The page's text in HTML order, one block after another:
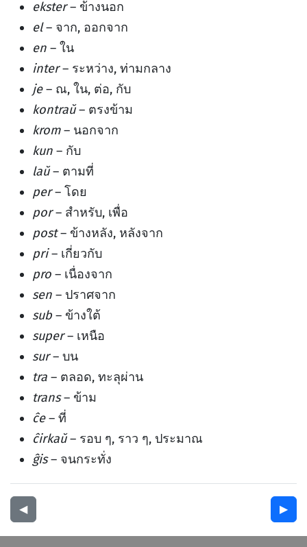
ekster– ข้างนอก
el– จาก, ออกจาก
en – ใน
inter– ระหว่าง, ท่ามกลาง
je– ณ, ใน, ต่อ, กับ
kontraŭ– ตรงข้าม
krom– นอกจาก
kun – กับ
laŭ– ตามที่
per– โดย
por– สำหรับ, เพื่อ
post– ข้างหลัง, หลังจาก
pri– เกี่ยวกับ
pro – เนื่องจาก
sen – ปราศจาก
sub – ข้างใต้
super– เหนือ
sur– บน
tra – ตลอด, ทะลุผ่าน
trans– ข้าม
ĉe– ที่
ĉirkaŭ– รอบ ๆ, ราว ๆ, ประมาณ
ĝis– จนกระทั่ง
◀︎ ▶︎